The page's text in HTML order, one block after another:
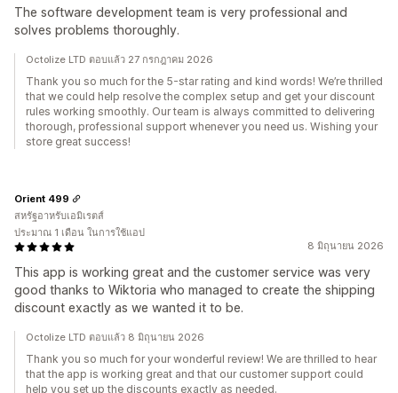
The software development team is very professional and
solves problems thoroughly.
Octolize LTD ตอบแล้ว 27 กรกฎาคม 2026
Thank you so much for the 5-star rating and kind words! We’re thrilled
that we could help resolve the complex setup and get your discount
rules working smoothly. Our team is always committed to delivering
thorough, professional support whenever you need us. Wishing your
store great success!
8 มิถุนายน 2026
This app is working great and the customer service was very
good thanks to Wiktoria who managed to create the shipping
discount exactly as we wanted it to be.
Orient 499
สหรัฐอาหรับเอมิเรตส์
ประมาณ 1 เดือน ในการใช้แอป
Octolize LTD ตอบแล้ว 8 มิถุนายน 2026
Thank you so much for your wonderful review! We are thrilled to hear
that the app is working great and that our customer support could
help you set up the discounts exactly as needed.